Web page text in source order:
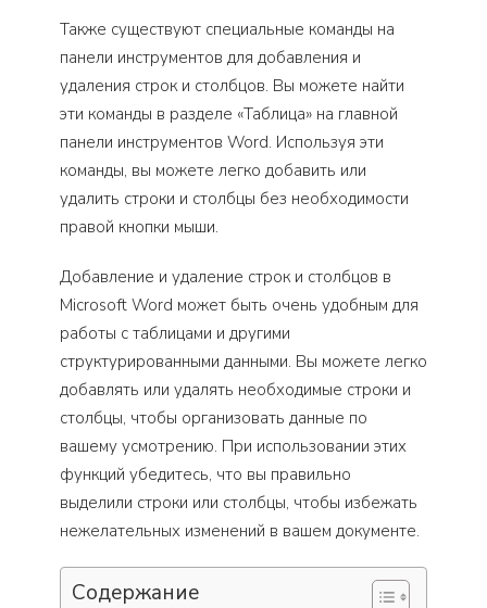
Также существуют специальные команды на
панели инструментов для добавления и
удаления строк и столбцов. Вы можете найти
эти команды в разделе «Таблица» на главной
панели инструментов Word. Используя эти
команды, вы можете легко добавить или
удалить строки и столбцы без необходимости
правой кнопки мыши.
Добавление и удаление строк и столбцов в
Microsoft Word может быть очень удобным для
работы с таблицами и другими
структурированными данными. Вы можете легко
добавлять или удалять необходимые строки и
столбцы, чтобы организовать данные по
вашему усмотрению. При использовании этих
функций убедитесь, что вы правильно
выделили строки или столбцы, чтобы избежать
нежелательных изменений в вашем документе.
Содержание